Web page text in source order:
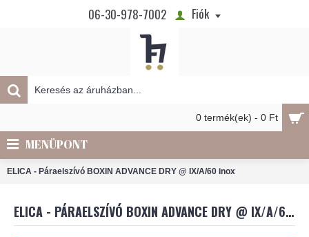
06-30-978-7002 Fiók
0 termék(ek) - 0 Ft
MENÜPONT
ELICA - Páraelszívó BOXIN ADVANCE DRY @ IX/A/60 inox
ELICA - PÁRAELSZÍVÓ BOXIN ADVANCE DRY @ IX/A/60 INOX